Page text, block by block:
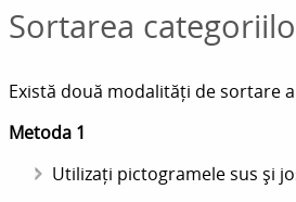
Sortarea
Există două modalități de sortare
Metoda 1
Utilizați pictogramele sus și